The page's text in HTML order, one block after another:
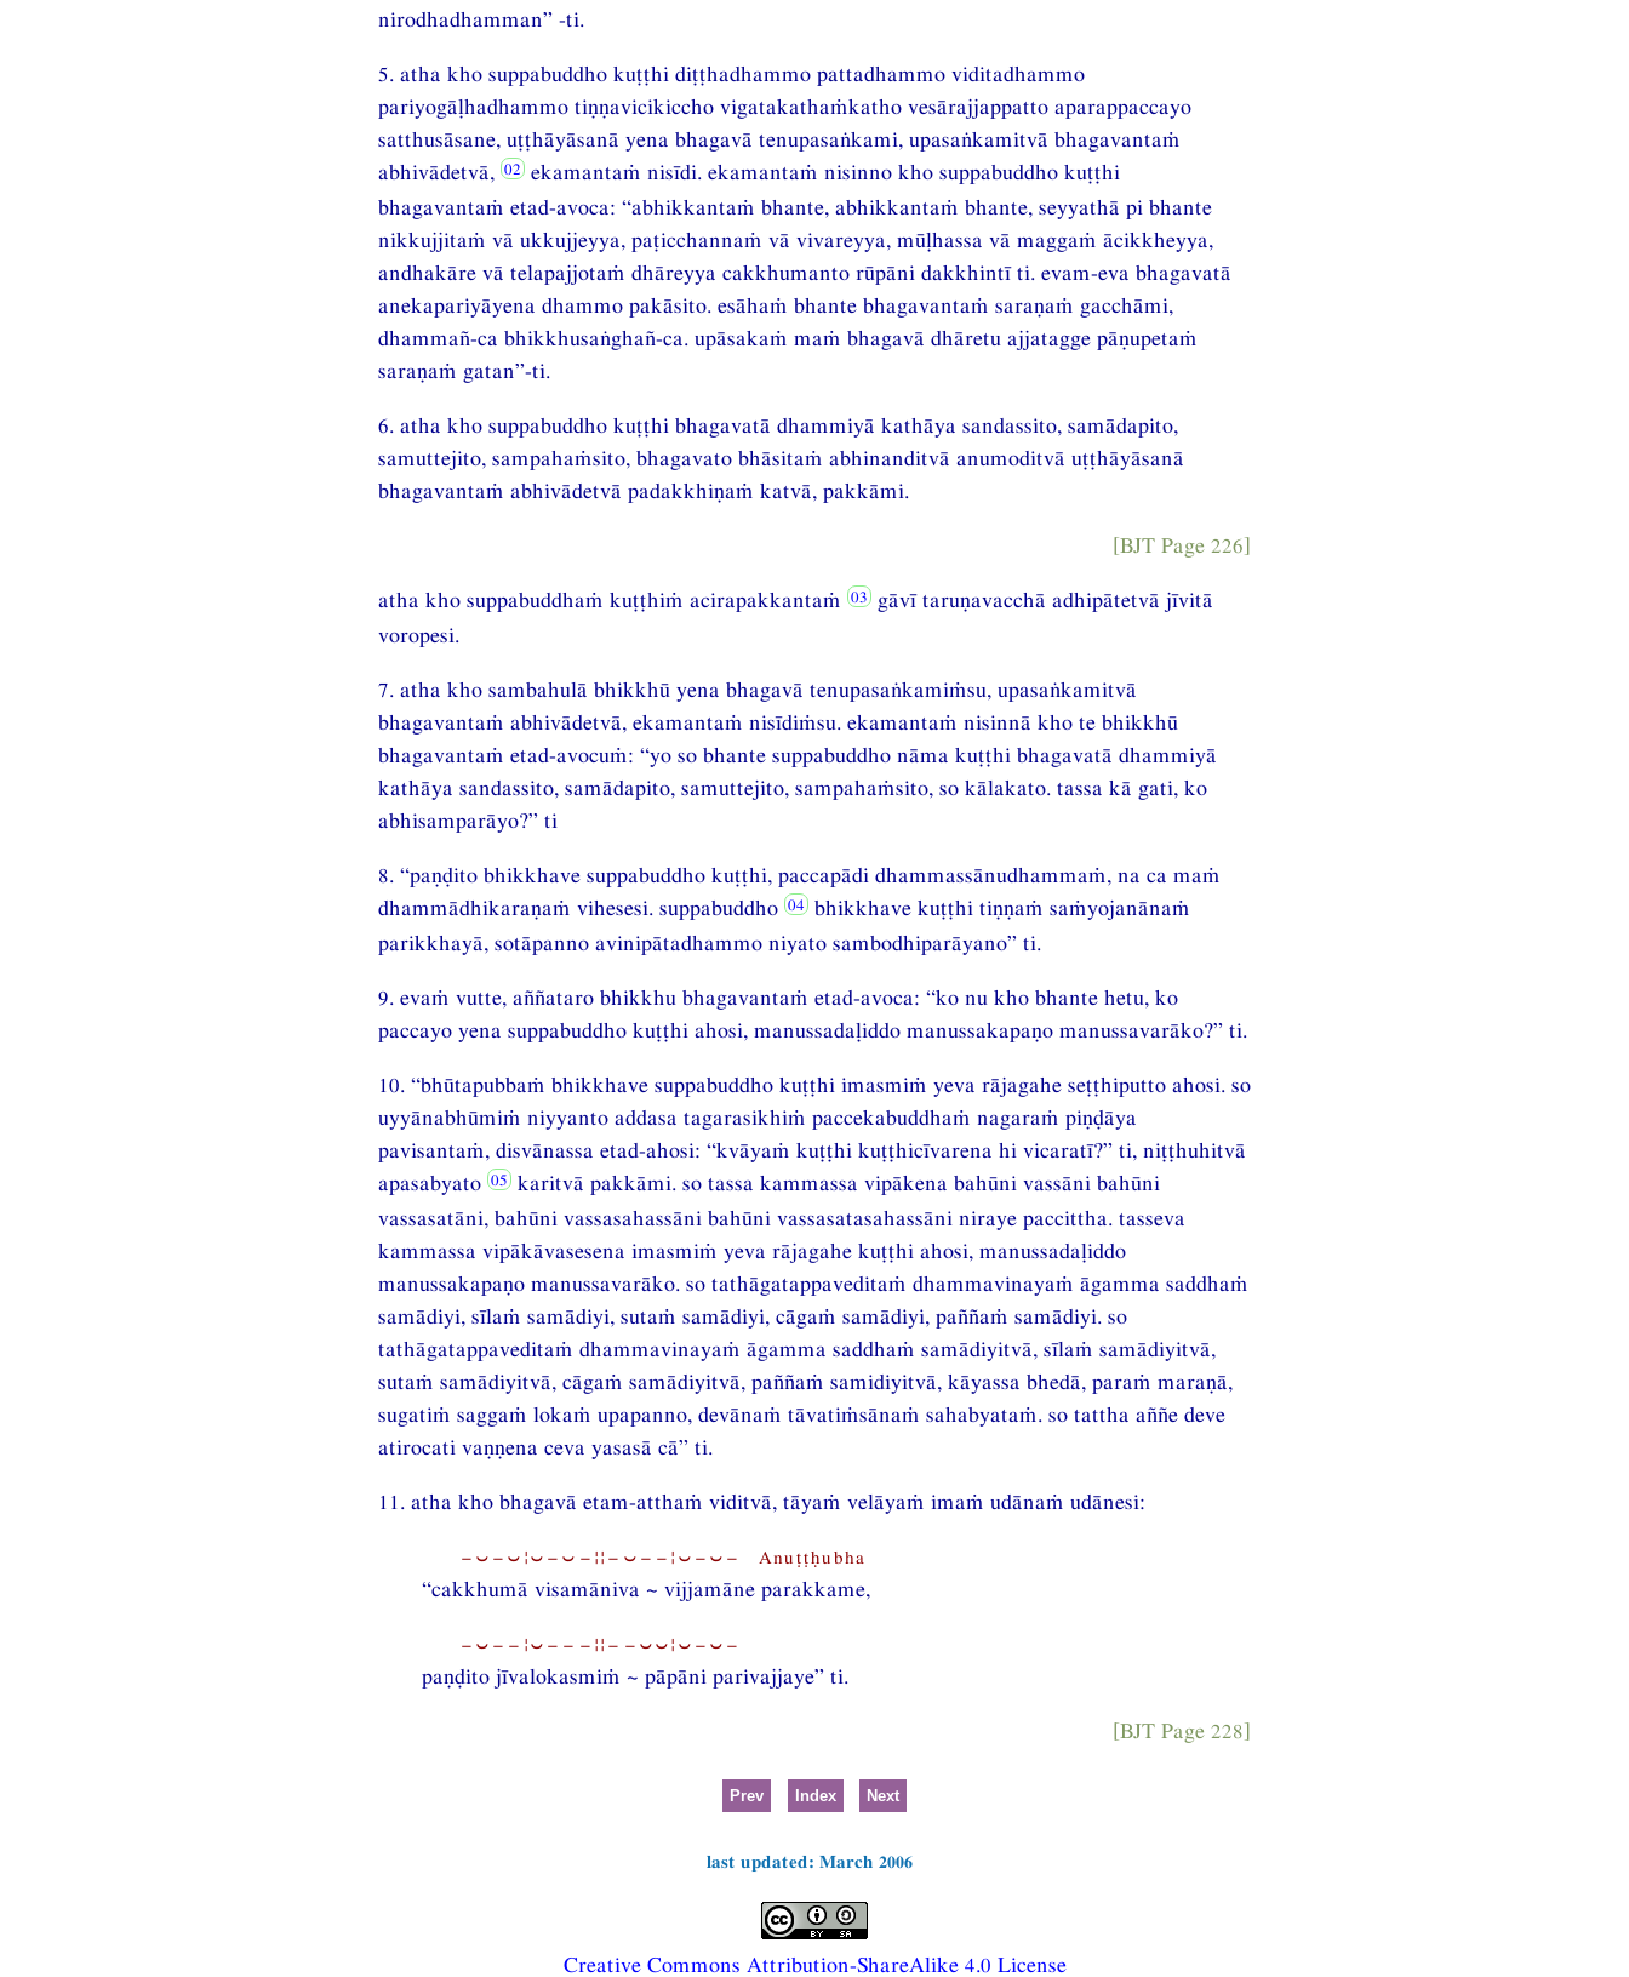
nirodhadhamman” -ti.
5. atha kho suppabuddho kuṭṭhi diṭṭhadhammo pattadhammo viditadhammo
pariyogāḷhadhammo tiṇṇavicikiccho vigatakathaṁkatho vesārajjappatto aparappaccayo
satthusāsane, uṭṭhāyāsanā yena bhagavā tenupasaṅkami, upasaṅkamitvā bhagavantaṁ
abhivādetvā,
ekamantaṁ nisīdi. ekamantaṁ nisinno kho suppabuddho kuṭṭhi
bhagavantaṁ etad-avoca: “abhikkantaṁ bhante, abhikkantaṁ bhante, seyyathā pi bhante
nikkujjitaṁ vā ukkujjeyya, paṭicchannaṁ vā vivareyya, mūḷhassa vā maggaṁ ācikkheyya,
andhakāre vā telapajjotaṁ dhāreyya cakkhumanto rūpāni dakkhintī ti. evam-eva bhagavatā
anekapariyāyena dhammo pakāsito. esāhaṁ bhante bhagavantaṁ saraṇaṁ gacchāmi,
dhammañ-ca bhikkhusaṅghañ-ca. upāsakaṁ maṁ bhagavā dhāretu ajjatagge pāṇupetaṁ
saraṇaṁ gatan”-ti.
6. atha kho suppabuddho kuṭṭhi bhagavatā dhammiyā kathāya sandassito, samādapito,
samuttejito, sampahaṁsito, bhagavato bhāsitaṁ abhinanditvā anumoditvā uṭṭhāyāsanā
bhagavantaṁ abhivādetvā padakkhiṇaṁ katvā, pakkāmi.
[BJT Page 226]
atha kho suppabuddhaṁ kuṭṭhiṁ acirapakkantaṁ
gāvī taruṇavacchā adhipātetvā jīvitā
voropesi.
7. atha kho sambahulā bhikkhū yena bhagavā tenupasaṅkamiṁsu, upasaṅkamitvā
bhagavantaṁ abhivādetvā, ekamantaṁ nisīdiṁsu. ekamantaṁ nisinnā kho te bhikkhū
bhagavantaṁ etad-avocuṁ: “yo so bhante suppabuddho nāma kuṭṭhi bhagavatā dhammiyā
kathāya sandassito, samādapito, samuttejito, sampahaṁsito, so kālakato. tassa kā gati, ko
abhisamparāyo?” ti
8. “paṇḍito bhikkhave suppabuddho kuṭṭhi, paccapādi dhammassānudhammaṁ, na ca maṁ
dhammādhikaraṇaṁ vihesesi. suppabuddho
bhikkhave kuṭṭhi tiṇṇaṁ saṁyojanānaṁ
parikkhayā, sotāpanno avinipātadhammo niyato sambodhiparāyano” ti.
9. evaṁ vutte, aññataro bhikkhu bhagavantaṁ etad-avoca: “ko nu kho bhante hetu, ko
paccayo yena suppabuddho kuṭṭhi ahosi, manussadaḷiddo manussakapaṇo manussavarāko?” ti.
10. “bhūtapubbaṁ bhikkhave suppabuddho kuṭṭhi imasmiṁ yeva rājagahe seṭṭhiputto ahosi. so
uyyānabhūmiṁ niyyanto addasa tagarasikhiṁ paccekabuddhaṁ nagaraṁ piṇḍāya
pavisantaṁ, disvānassa etad-ahosi: “kvāyaṁ kuṭṭhi kuṭṭhicīvarena hi vicaratī?” ti, niṭṭhuhitvā
apasabyato
karitvā pakkāmi. so tassa kammassa vipākena bahūni vassāni bahūni
vassasatāni, bahūni vassasahassāni bahūni vassasatasahassāni niraye paccittha. tasseva
kammassa vipākāvasesena imasmiṁ yeva rājagahe kuṭṭhi ahosi, manussadaḷiddo
manussakapaṇo manussavarāko. so tathāgatappaveditaṁ dhammavinayaṁ āgamma saddhaṁ
samādiyi, sīlaṁ samādiyi, sutaṁ samādiyi, cāgaṁ samādiyi, paññaṁ samādiyi. so
tathāgatappaveditaṁ dhammavinayaṁ āgamma saddhaṁ samādiyitvā, sīlaṁ samādiyitvā,
sutaṁ samādiyitvā, cāgaṁ samādiyitvā, paññaṁ samidiyitvā, kāyassa bhedā, paraṁ maraṇā,
sugatiṁ saggaṁ lokaṁ upapanno, devānaṁ tāvatiṁsānaṁ sahabyataṁ. so tattha aññe deve
atirocati vaṇṇena ceva yasasā cā” ti.
11. atha kho bhagavā etam-atthaṁ viditvā, tāyaṁ velāyaṁ imaṁ udānaṁ udānesi:
−⏑−⏑¦⏑−⏑−¦¦−⏑−−¦⏑−⏑− Anuṭṭḥubha
“cakkhumā visamāniva ~ vijjamāne parakkame,
−⏑−−¦⏑−−−¦¦−−⏑⏑¦⏑−⏑−
paṇḍito jīvalokasmiṁ ~ pāpāni parivajjaye” ti.
[BJT Page 228]
Prev Index Next
last updated: March 2006
Creative Commons Attribution-ShareAlike 4.0 License